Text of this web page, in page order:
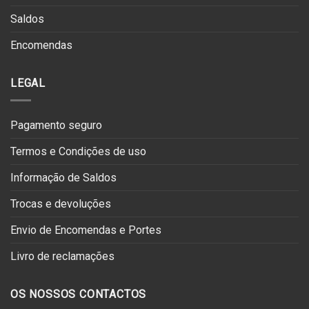
Saldos
Encomendas
LEGAL
Pagamento seguro
Termos e Condições de uso
Informação de Saldos
Trocas e devoluções
Envio de Encomendas e Portes
Livro de reclamações
OS NOSSOS CONTACTOS